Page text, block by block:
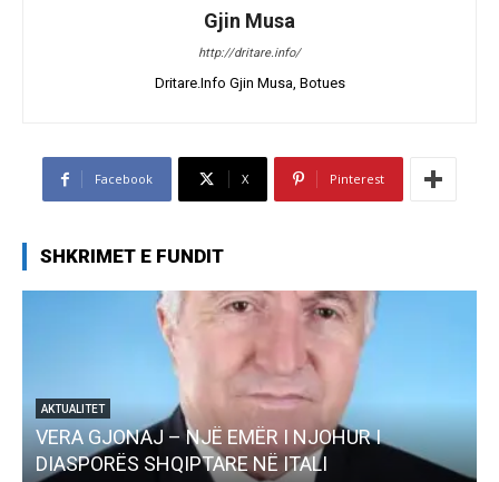
Gjin Musa
http://dritare.info/
Dritare.Info Gjin Musa, Botues
Facebook X Pinterest
SHKRIMET E FUNDIT
AKTUALITET
Pregaditi Gjin Musa-Rome- Shtator 2025